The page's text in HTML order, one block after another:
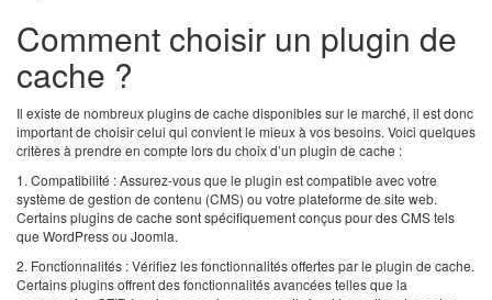
Comment choisir un plugin de
cache ?
Il existe de nombreux plugins de cache disponibles sur le marché, il est donc
important de choisir celui qui convient le mieux à vos besoins. Voici quelques
critères à prendre en compte lors du choix d’un plugin de cache :
1. Compatibilité : Assurez-vous que le plugin est compatible avec votre
système de gestion de contenu (CMS) ou votre plateforme de site web.
Certains plugins de cache sont spécifiquement conçus pour des CMS tels
que WordPress ou Joomla.
2. Fonctionnalités : Vérifiez les fonctionnalités offertes par le plugin de cache.
Certains plugins offrent des fonctionnalités avancées telles que la